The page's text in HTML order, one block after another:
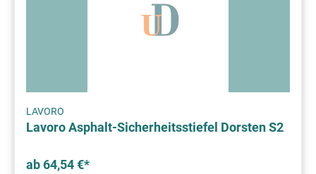
LAVORO
Lavoro Asphalt-Sicherheitsstiefel Dorsten S2
ab 64,54 €*